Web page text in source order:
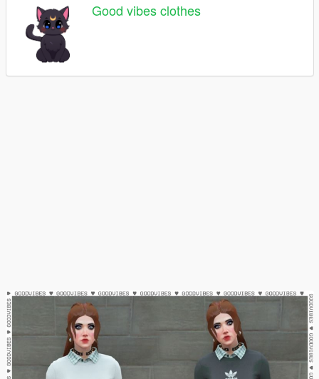
Good vibes clothes